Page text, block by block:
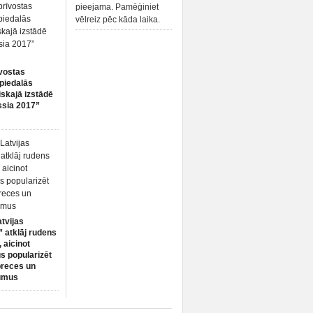
izstādē
2017”
atklāj rudens
aicinot
popularizēt
un
pieejama. Pamēģiniet
vēlreiz pēc kāda laika.